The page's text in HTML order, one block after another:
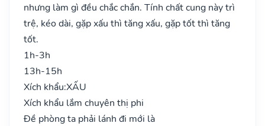
nhưng làm gì đều chắc chắn. Tính chất cung này trì
trệ, kéo dài, gặp xấu thì tăng xấu, gặp tốt thì tăng
tốt.
1h-3h
13h-15h
Xích khẩu:XẤU
Xích khẩu lắm chuyên thị phi
Đề phòng ta phải lánh đi mới là